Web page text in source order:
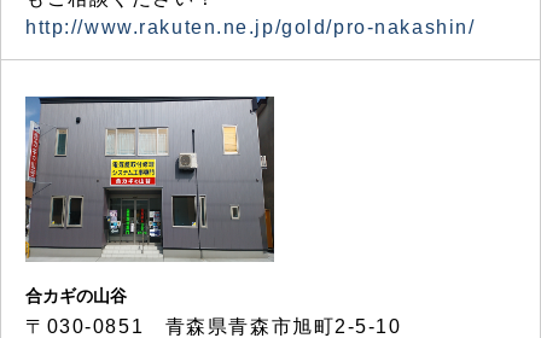
http://www.rakuten.ne.jp/gold/pro-nakashin/
合カギの山谷
〒030-0851 青森県青森市旭町2-5-10